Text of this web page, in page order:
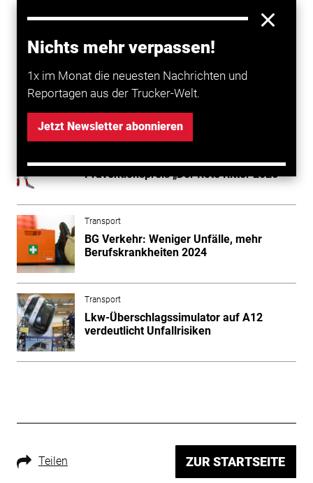
Nichts mehr verpassen!
1x im Monat die neuesten Nachrichten und
Reportagen aus der Trucker-Welt.
Jetzt Newsletter abonnieren
werden, die an bedürftige Kinder ausgegeben werden.
Die ersten der mit Hilfe der Spende beschafften
Helme werden über die Hamburger Tafel verteilt.
Transport
Kinder Unfallhilfe verleiht
Präventionspreis „Der Rote Ritter 2026“
Transport
BG Verkehr: Weniger Unfälle, mehr
Berufskrankheiten 2024
Transport
Lkw-Überschlagssimulator auf A12
verdeutlicht Unfallrisiken
Teilen ZUR STARTSEITE